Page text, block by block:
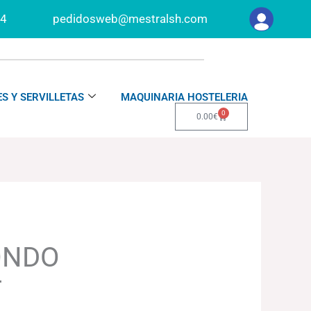
pedidosweb@mestralsh.com
Y SERVILLETAS
MAQUINARIA HOSTELERIA
0.00€ 0
Carrito